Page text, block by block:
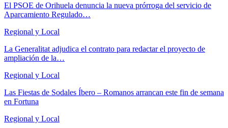
El PSOE de Orihuela denuncia la nueva prórroga del servicio de
Aparcamiento Regulado…
Regional y Local
La Generalitat adjudica el contrato para redactar el proyecto de
ampliación de la…
Regional y Local
Las Fiestas de Sodales Íbero – Romanos arrancan este fin de semana
en Fortuna
Regional y Local